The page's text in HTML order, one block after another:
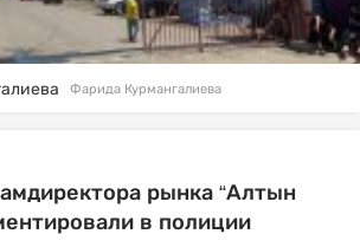
Фарида Курмангалиева
рынка “Алтын
в полиции